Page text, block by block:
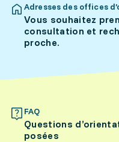
Adresses des offices
Vous souhaitez
consultation et
proche.
FAQ
Questions
posées